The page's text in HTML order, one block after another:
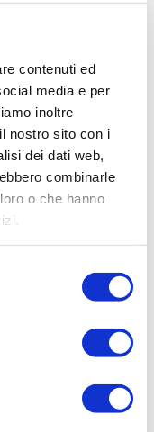
contenuti ed
media e per
inoltre
nostro sito con i
dei dati web,
combinarle
o che hanno
fisc.
il 28/08/2020